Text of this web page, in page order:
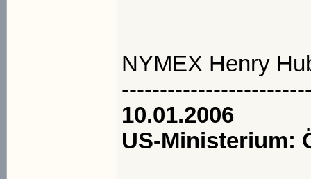
NYMEX Henry
10.01.2006
US-Ministerium: